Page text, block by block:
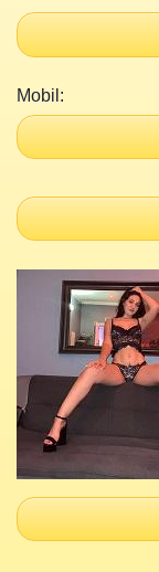
Mobil: